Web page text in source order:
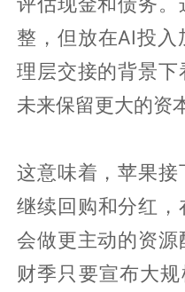
整，但放在AI投
理层交接的背景
未来保留更大的资
这意味着，苹果
继续回购和分红
会做更主动的资
财季只要宣布大